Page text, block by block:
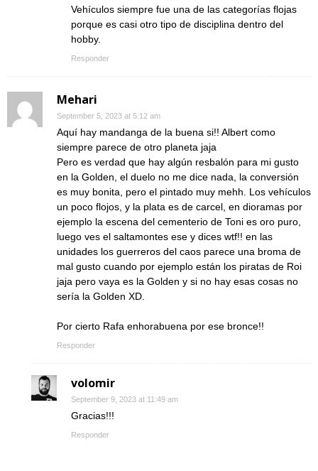
Vehículos siempre fue una de las categorías flojas
porque es casi otro tipo de disciplina dentro del
hobby.
Responder
Mehari
September 5, 2023 at 5:12 am
Aquí hay mandanga de la buena si!! Albert como
siempre parece de otro planeta jaja
Pero es verdad que hay algún resbalón para mi gusto
en la Golden, el duelo no me dice nada, la conversión
es muy bonita, pero el pintado muy mehh. Los vehículos
un poco flojos, y la plata es de carcel, en dioramas por
ejemplo la escena del cementerio de Toni es oro puro,
luego ves el saltamontes ese y dices wtf!! en las
unidades los guerreros del caos parece una broma de
mal gusto cuando por ejemplo están los piratas de Roi
jaja pero vaya es la Golden y si no hay esas cosas no
sería la Golden XD.
Por cierto Rafa enhorabuena por ese bronce!!
Responder
volomir
September 9, 2023 at 11:49 am
Gracias!!!
Responder